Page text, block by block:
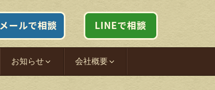
お知らせ 会社概要